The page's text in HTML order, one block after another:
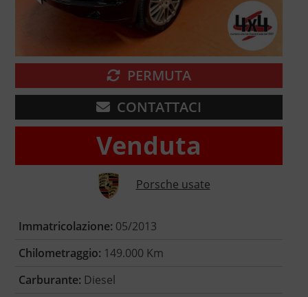
PERMUTA
CONTATTACI
Venduta
Porsche usate
Immatricolazione: 05/2013
Chilometraggio: 149.000 Km
Carburante: Diesel